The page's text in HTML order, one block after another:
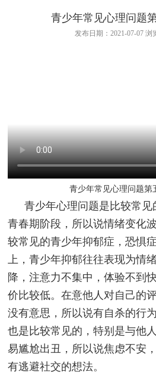
青少年常见心理问题
发布日期：2021-07-07 浏
青少年常见心理问题第
青少年心理问题是比较常
青春期阶段，所以说情绪变化
较常见的青少年抑郁症，恐惧
上，青少年抑郁往往表现为情
降，注意力不集中，体验不到
价比较低。在意他人对自己的
没有意思，所以说有自杀的行
也是比较常见的，特别是与他
易尴尬出丑，所以说焦虑不安
有逃避社交的想法。